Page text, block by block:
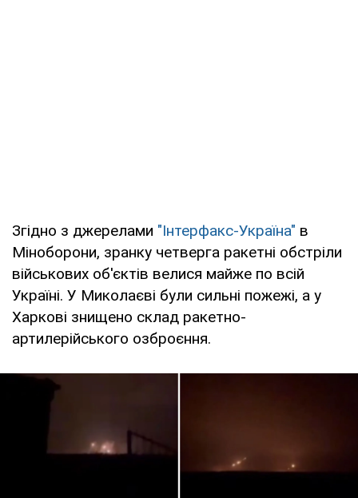
Згідно з джерелами "Інтерфакс-Україна" в
Міноборони, зранку четверга ракетні обстріли
військових об'єктів велися майже по всій
Україні. У Миколаєві були сильні пожежі, а у
Харкові знищено склад ракетно-
артилерійського озброєння.